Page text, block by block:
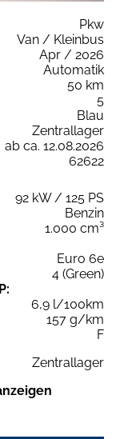
Pkw
Van / Kleinbus
Apr / 2026
Automatik
50 km
5
Blau
Zentrallager
ab ca. 12.08.2026
62622
92 kW / 125 PS
Benzin
1.000 cm³
Euro 6e
4 (Green)
6,9 l/100km
157 g/km
F
Zentrallager